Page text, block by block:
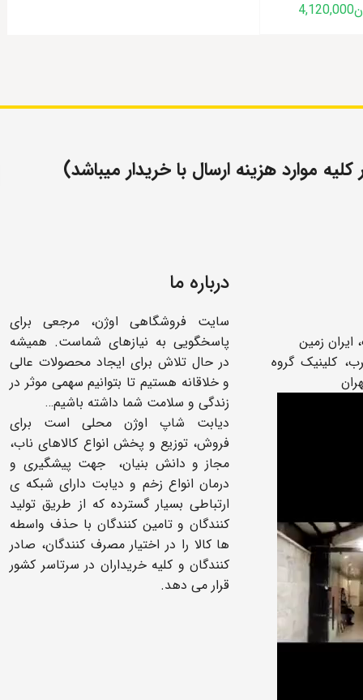
4,120,000
Price
موارد هزینه ارسال با خریدار میباشد)
ایران زمین
کلینیک گروه
درباره ما
سایت فروشگاهی اوژن، مرجعی برای
پاسخگویی به نیازهای شماست. همیشه
در حال تلاش برای ایجاد محصولات عالی
و خلاقانه هستیم تا بتوانیم سهمی موثر در
زندگی و سلامت شما داشته باشیم…
دیابت شاپ اوژن محلی است برای
فروش، توزیع و پخش انواع کالاهای ناب،
مجاز و دانش بنیان، جهت پیشگیری و
درمان انواع زخم و دیابت دارای شبکه ی
ارتباطی بسیار گسترده که از طریق تولید
کنندگان و تامین کنندگان با حذف واسطه
ها کالا را در اختیار مصرف کنندگان، صادر
کنندگان و کلیه خریداران در سرتاسر کشور
قرار می دهد.